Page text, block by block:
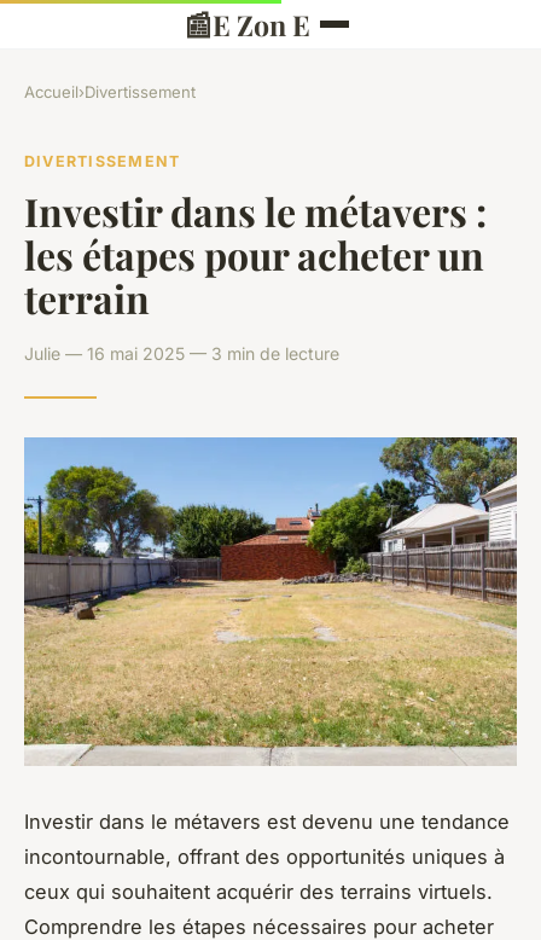
📰E Zon E
Accueil›Divertissement
DIVERTISSEMENT
Investir dans le métavers :
les étapes pour acheter un
terrain
Julie — 16 mai 2025 — 3 min de lecture
Investir dans le métavers est devenu une tendance
incontournable, offrant des opportunités uniques à
ceux qui souhaitent acquérir des terrains virtuels.
Comprendre les étapes nécessaires pour acheter